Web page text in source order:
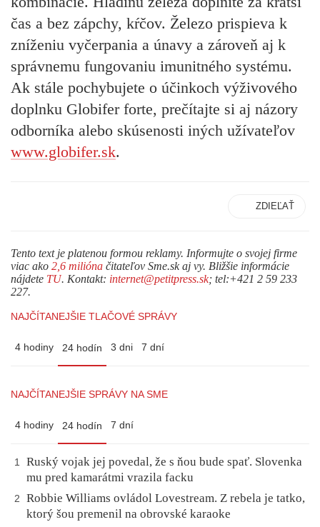
čas a bez zápchy, kŕčov. Železo prispieva k
zníženiu vyčerpania a únavy a zároveň aj k
správnemu fungovaniu imunitného systému.
Ak stále pochybujete o účinkoch výživového
doplnku Globifer forte, prečítajte si aj názory
odborníka alebo skúsenosti iných užívateľov
www.globifer.sk.
ZDIEĽAŤ
Tento text je platenou formou reklamy. Informujte o svojej firme
viac ako 2,6 milióna čitateľov Sme.sk aj vy. Bližšie informácie
nájdete TU. Kontakt: internet@petitpress.sk; tel:+421 2 59 233
227.
NAJČÍTANEJŠIE TLAČOVÉ SPRÁVY
4 hodiny 24 hodín 3 dni 7 dní
NAJČÍTANEJŠIE SPRÁVY NA SME
4 hodiny 24 hodín 7 dní
1
Ruský vojak jej povedal, že s ňou bude spať. Slovenka
mu pred kamarátmi vrazila facku
2
Robbie Williams ovládol Lovestream. Z rebela je tatko,
ktorý šou premenil na obrovské karaoke